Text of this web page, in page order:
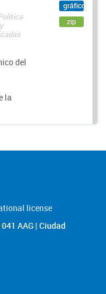
del
la
gráfico
zip
license
AAG | Ciudad